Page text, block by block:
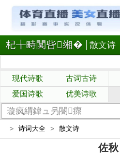
杞╁畤闃呰缃� 散文诗
现代诗歌 古词古诗
爱国诗歌
优美诗歌
> 诗词大全 > 散文诗
佐秋